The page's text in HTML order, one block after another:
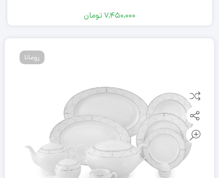
۷,۴۵۰,۰۰۰تومان
رومانا